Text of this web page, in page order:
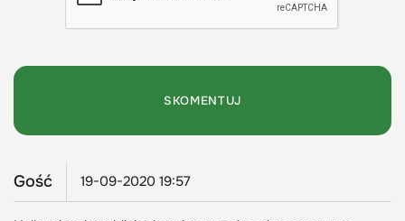
Gość 19-09-2020 19:57